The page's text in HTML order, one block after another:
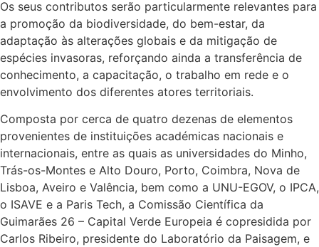
Os seus contributos serão particularmente relevantes para
a promoção da biodiversidade, do bem-estar, da
adaptação às alterações globais e da mitigação de
espécies invasoras, reforçando ainda a transferência de
conhecimento, a capacitação, o trabalho em rede e o
envolvimento dos diferentes atores territoriais.
Composta por cerca de quatro dezenas de elementos
provenientes de instituições académicas nacionais e
internacionais, entre as quais as universidades do Minho,
Trás-os-Montes e Alto Douro, Porto, Coimbra, Nova de
Lisboa, Aveiro e Valência, bem como a UNU-EGOV, o IPCA,
o ISAVE e a Paris Tech, a Comissão Científica da
Guimarães 26 – Capital Verde Europeia é copresidida por
Carlos Ribeiro, presidente do Laboratório da Paisagem, e